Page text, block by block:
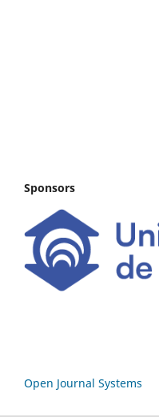
Sponsors
Open Journal Systems